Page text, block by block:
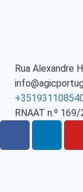
Rua Alexandre
RNAAT n.º